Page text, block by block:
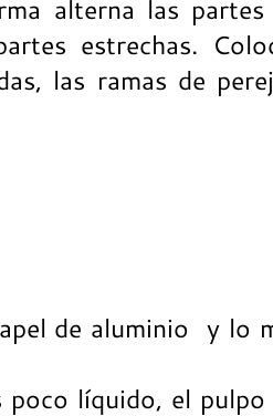
alterna las
estrechas.
las ramas de
de aluminio y lo
poco líquido, el